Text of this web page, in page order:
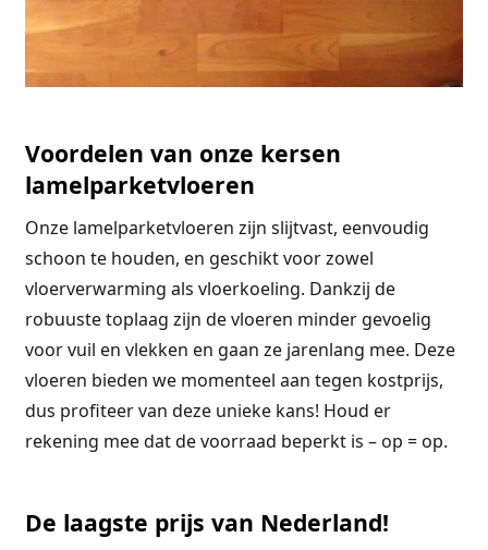
Voordelen van onze kersen
lamelparketvloeren
Onze lamelparketvloeren zijn slijtvast, eenvoudig
schoon te houden, en geschikt voor zowel
vloerverwarming als vloerkoeling. Dankzij de
robuuste toplaag zijn de vloeren minder gevoelig
voor vuil en vlekken en gaan ze jarenlang mee. Deze
vloeren bieden we momenteel aan tegen kostprijs,
dus profiteer van deze unieke kans! Houd er
rekening mee dat de voorraad beperkt is – op = op.
De laagste prijs van Nederland!